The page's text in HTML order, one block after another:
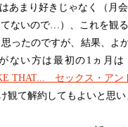
あまり好きじゃなく（月
ないので…）、これを観
ったのですが、結果、よ
ない方は最初の1ヵ月は
THAT... セックス・アン
観て解約してもよいと思い